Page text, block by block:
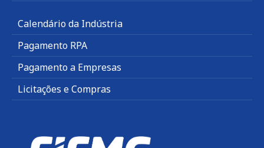
Calendário da Indústria
Pagamento RPA
Pagamento a Empresas
Licitações e Compras